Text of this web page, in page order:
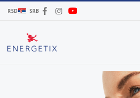
RSD SRB